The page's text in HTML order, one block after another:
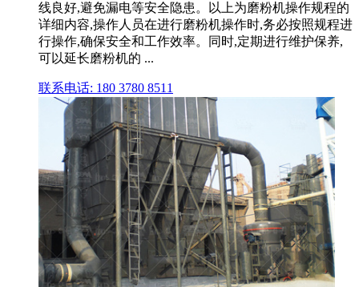
线良好,避免漏电等安全隐患。以上为磨粉机操作规程的
详细内容,操作人员在进行磨粉机操作时,务必按照规程进
行操作,确保安全和工作效率。同时,定期进行维护保养,
可以延长磨粉机的 ...
联系电话: 180 3780 8511